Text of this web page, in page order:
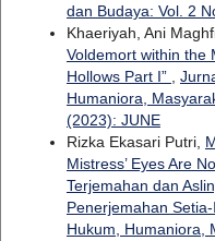
dan Budaya: Vol. 2
Khaeriyah, Ani
Voldemort within the
Hollows Part I” ,
Humaniora,
(2023): JUNE
Rizka Ekasari Putri,
Mistress’ Eyes Are
Terjemahan dan
Penerjemahan
Hukum, Humaniora,